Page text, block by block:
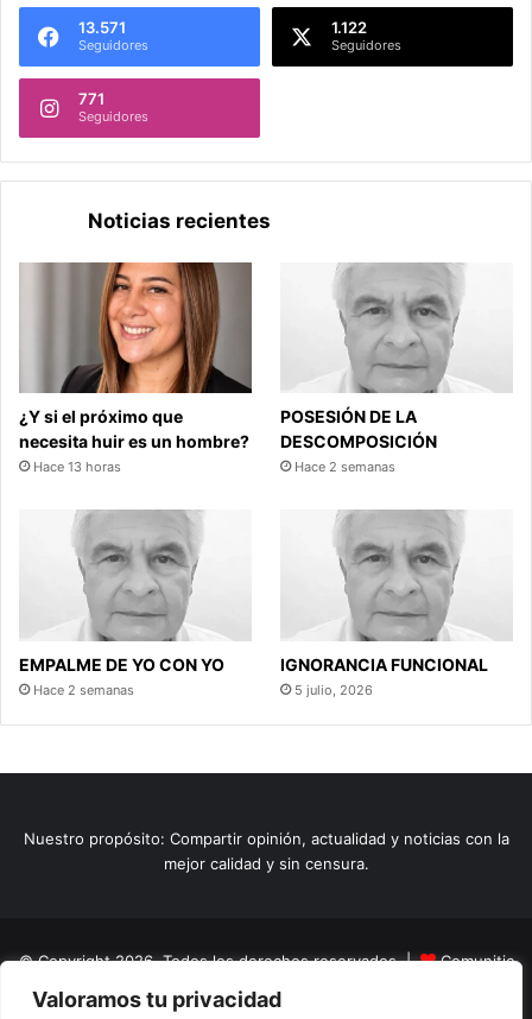
Valoramos tu privacidad
13.571
Seguidores
1.122
Seguidores
771
Seguidores
Noticias recientes
¿Y si el próximo que
necesita huir es un hombre?
Hace 13 horas
POSESIÓN DE LA
DESCOMPOSICIÓN
Hace 2 semanas
EMPALME DE YO CON YO
Hace 2 semanas
IGNORANCIA FUNCIONAL
5 julio, 2026
Nuestro propósito: Compartir opinión, actualidad y noticias con la
mejor calidad y sin censura.
© Copyright 2026, Todos los derechos reservados |
Comunitic
SAS BICNit 901228106